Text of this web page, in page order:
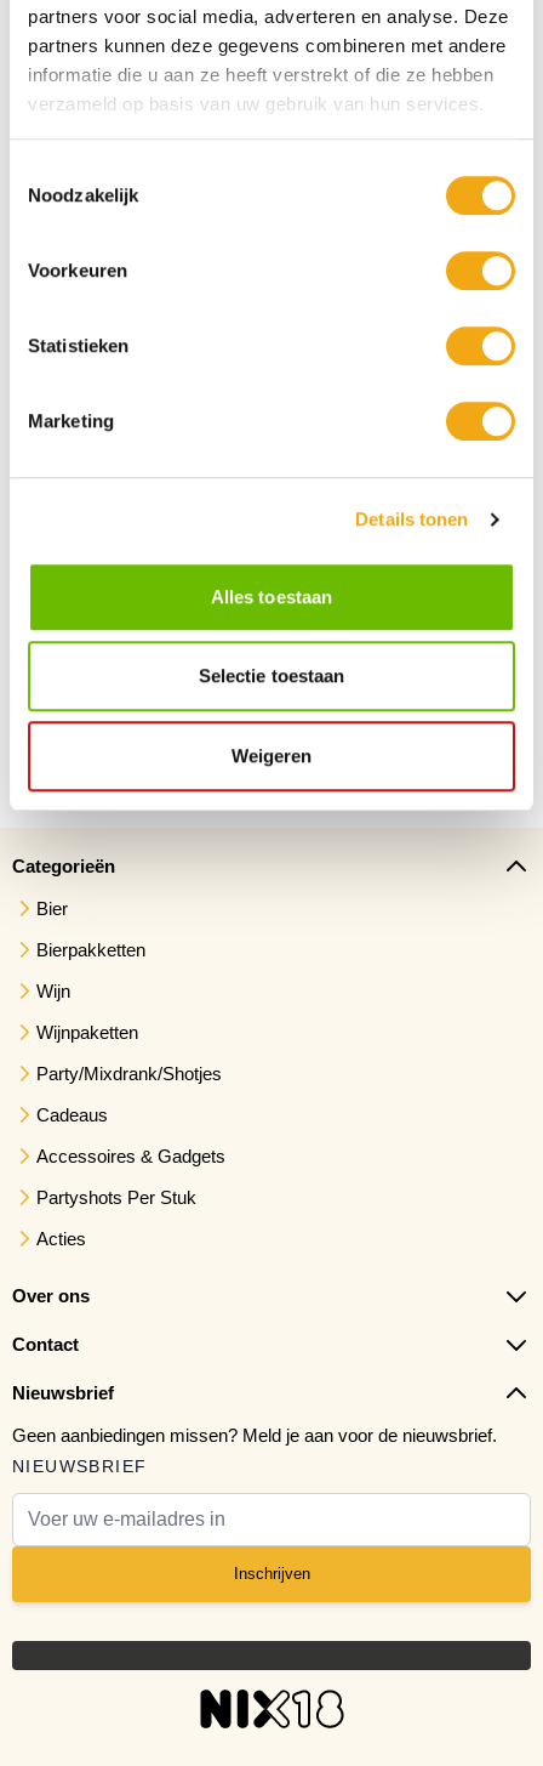
partners voor social media, adverteren en analyse. Deze
partners kunnen deze gegevens combineren met andere
informatie die u aan ze heeft verstrekt of die ze hebben
verzameld op basis van uw gebruik van hun services.
Noodzakelijk
Voorkeuren
Statistieken
Marketing
Details tonen
Alles toestaan
Selectie toestaan
Weigeren
vakkundige klantenservice klaar.
Al sinds 2012 dé (online) drankengroothandel in de Benelux
Snelle levering. 1 werkdag geleverd na verzending
Categorieën
Bier
Bierpakketten
Wijn
Wijnpaketten
Party/Mixdrank/Shotjes
Cadeaus
Accessoires & Gadgets
Partyshots Per Stuk
Acties
Over ons
Contact
Nieuwsbrief
Geen aanbiedingen missen? Meld je aan voor de nieuwsbrief.
NIEUWSBRIEF
Inschrijven